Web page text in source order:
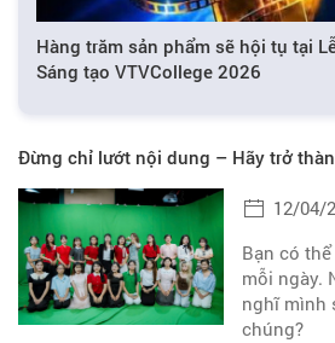
Hàng trăm sản phẩm sẽ hội tụ tại
Sáng tạo VTVCollege 2026
Đừng chỉ lướt nội dung – Hãy trở
12/04/
Bạn có
mỗi ngày.
nghĩ mình
chúng?